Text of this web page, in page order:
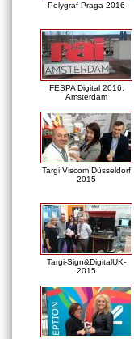
Polygraf Praga 2016
FESPA Digital 2016,
Amsterdam
Targi Viscom Düsseldorf
2015
Targi-Sign&DigitalUK-
2015